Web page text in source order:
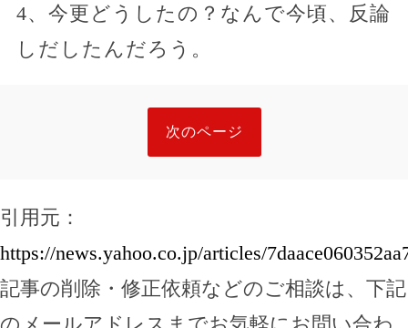
4、今更どうしたの？なんで今頃、反論
しだしたんだろう。
次のページ
引用元：
https://news.yahoo.co.jp/articles/
記事の削除・修正依頼などのご相談は、下記